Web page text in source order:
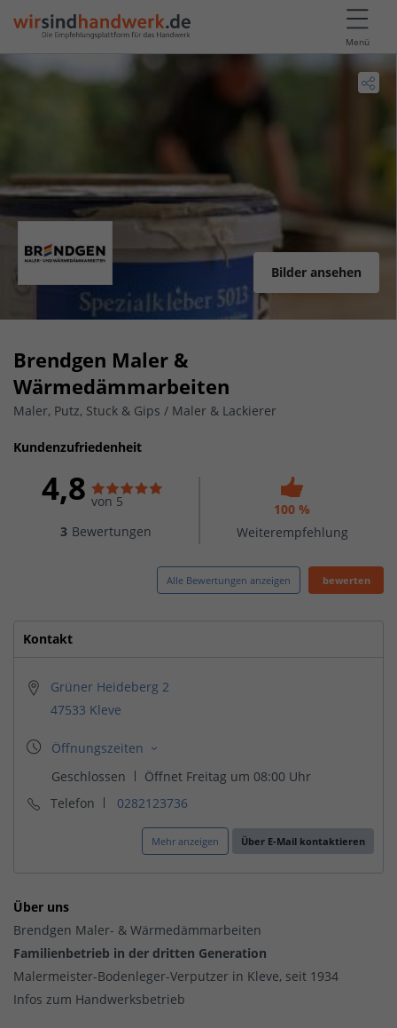
Menü
Bilder ansehen
Brendgen Maler &
Wärmedämmarbeiten
Maler, Putz, Stuck & Gips / Maler & Lackierer
Kundenzufriedenheit
4,8 von 5
3 Bewertungen
100 %
Weiterempfehlung
Alle Bewertungen anzeigen bewerten
Kontakt
Grüner Heideberg 2
47533 Kleve
Telefon 0282123736
Mehr anzeigen Über E-Mail kontaktieren
Über uns
Brendgen Maler- & Wärmedämmarbeiten
Familienbetrieb in der dritten Generation
Malermeister-Bodenleger-Verputzer in Kleve, seit 1934
Infos zum Handwerksbetrieb